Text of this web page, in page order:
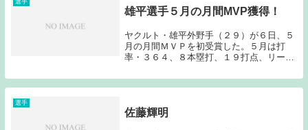
選手
雄平選手５月の月間MVP獲得！
ヤクルト・雄平外野手（２９）が６日、５
月の月間ＭＶＰを初受賞した。５月は打
率・３６４、８本塁打、１９打点、リーグ
雄平は２００３年に宮城・東北高から投手
として入団。１０年から野手に転向し、今
選手
佐藤輝明